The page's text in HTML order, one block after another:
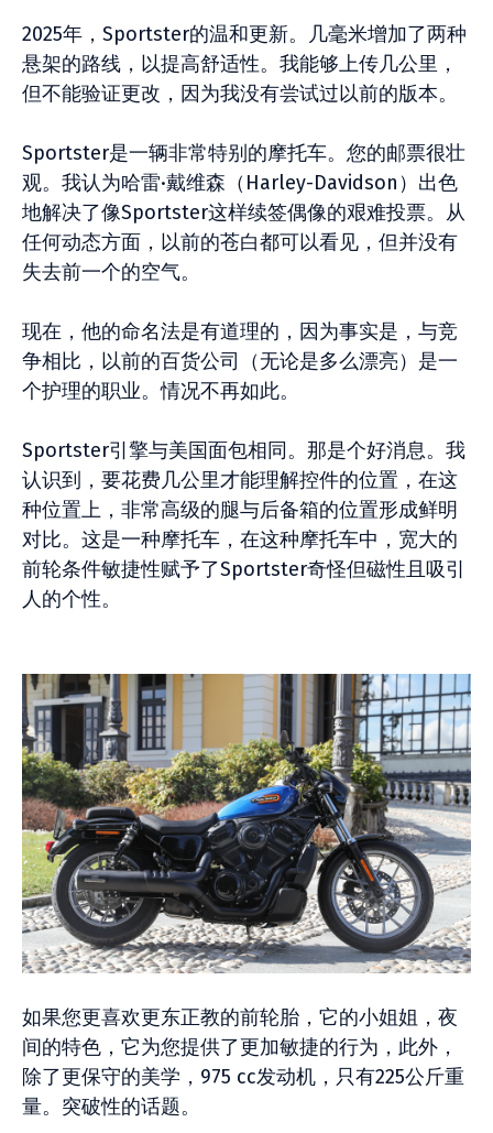
2025年，Sportster的温和更新。几毫米增加了两种
悬架的路线，以提高舒适性。我能够上传几公里，
但不能验证更改，因为我没有尝试过以前的版本。
Sportster是一辆非常特别的摩托车。您的邮票很壮
观。我认为哈雷·戴维森（Harley-Davidson）出色
地解决了像Sportster这样续签偶像的艰难投票。从
任何动态方面，以前的苍白都可以看见，但并没有
失去前一个的空气。
现在，他的命名法是有道理的，因为事实是，与竞
争相比，以前的百货公司（无论是多么漂亮）是一
个护理的职业。情况不再如此。
Sportster引擎与美国面包相同。那是个好消息。我
认识到，要花费几公里才能理解控件的位置，在这
种位置上，非常高级的腿与后备箱的位置形成鲜明
对比。这是一种摩托车，在这种摩托车中，宽大的
前轮条件敏捷性赋予了Sportster奇怪但磁性且吸引
人的个性。
如果您更喜欢更东正教的前轮胎，它的小姐姐，夜
间的特色，它为您提供了更加敏捷的行为，此外，
除了更保守的美学，975 cc发动机，只有225公斤重
量。突破性的话题。